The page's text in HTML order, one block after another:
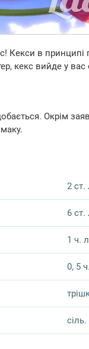
Кекси в
кекс вийде у вас
Окрім
2 ст.
6 ст.
1 ч.
0, 5
сіль.